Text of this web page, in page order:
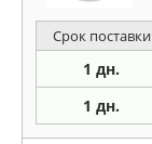
Срок поставки
1 дн.
1 дн.